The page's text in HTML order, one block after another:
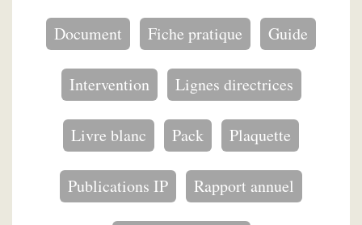
Document Fiche pratique Guide
Intervention Lignes directrices
Livre blanc Pack Plaquette
Publications IP Rapport annuel